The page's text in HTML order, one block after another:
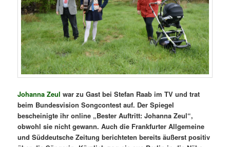
Johanna Zeul war zu Gast bei Stefan Raab im TV und trat
beim Bundesvision Songcontest auf. Der Spiegel
bescheinigte ihr online „Bester Auftritt: Johanna Zeul“,
obwohl sie nicht gewann. Auch die Frankfurter Allgemeine
und Süddeutsche Zeitung berichteten bereits äußerst positiv